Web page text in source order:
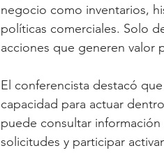
negocio como inventarios,
políticas comerciales. Solo
acciones que generen valor
El conferencista destacó
capacidad para actuar
puede consultar
solicitudes y participar